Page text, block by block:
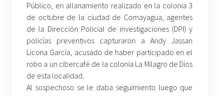
Público, en allanamiento realizado en la colonia 3
de octubre de la ciudad de Comayagua, agentes
de la Dirección Policial de investigaciones (DPI) y
policías preventivos capturaron a Andy Jassan
Licona García, acusado de haber participado en el
robo a un cibercafé de la colonia La Milagro de Dios
de esta localidad.
Al sospechoso se le daba seguimiento luego que